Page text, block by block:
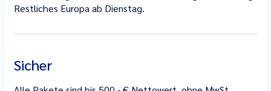
Restliches Europa ab Dienstag.
Sicher